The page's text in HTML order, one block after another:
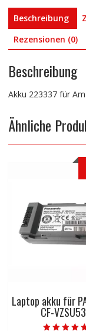
Beschreibung
Rezensionen (0)
Beschreibung
Akku 223337 für
Ähnliche
Laptop akku für
CF-